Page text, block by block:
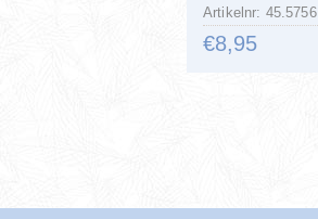
Artikelnr: 45.5756
€8,95